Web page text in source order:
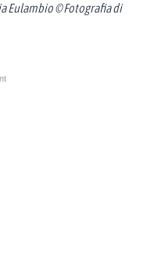
Eulambio © Fotografia di